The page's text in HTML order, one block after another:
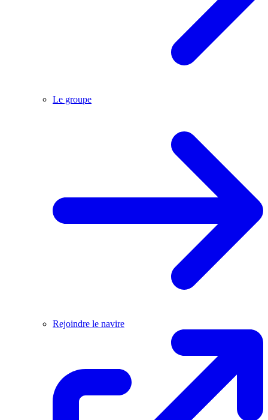
Le groupe
Rejoindre le navire